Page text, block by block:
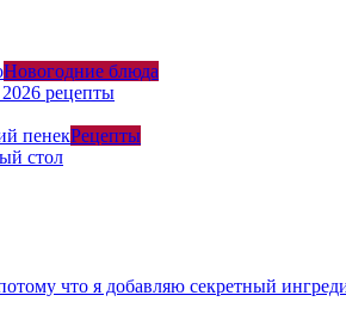
Новогодние блюда
рецепты
Рецепты
стол
что я добавляю секретный